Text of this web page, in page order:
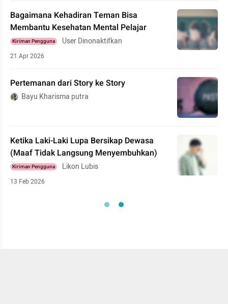
Bagaimana Kehadiran Teman Bisa
Membantu Kesehatan Mental Pelajar
Kiriman Pengguna User Dinonaktifkan
21 Apr 2026
Pertemanan dari Story ke Story
Bayu Kharisma putra
Ketika Laki-Laki Lupa Bersikap Dewasa
(Maaf Tidak Langsung Menyembuhkan)
Kiriman Pengguna Likon Lubis
13 Feb 2026